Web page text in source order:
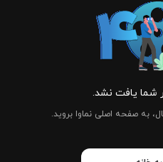
شما یافت نشد.
به صفحه اصلی نماوا بروید.